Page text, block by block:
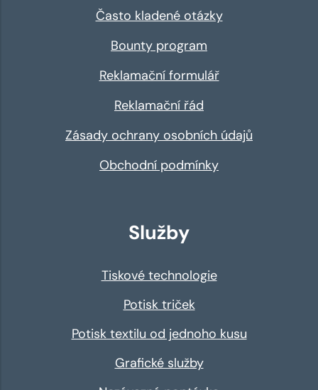
Často kladené otázky
Bounty program
Reklamační formulář
Reklamační řád
Zásady ochrany osobních údajů
Obchodní podmínky
Služby
Tiskové technologie
Potisk triček
Potisk textilu od jednoho kusu
Grafické služby